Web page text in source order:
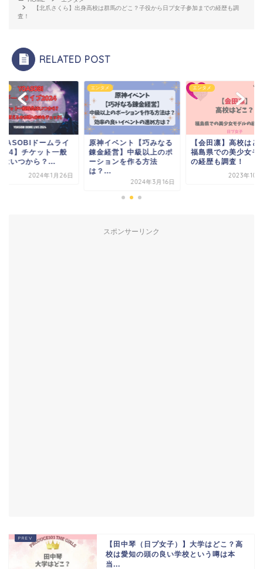
【北爪さくら】出身高校は群馬のどこ？子役から日プ女子参加までの経歴も調
査！
RELATED POST
ドームライ
】チケット一般
はいつから？...
2024年1月26日
エンタメ
原神イベント【巧みなる
錬金経営】中級以上のポ
ーションを作る方法
は？...
2024年3月16日
エンタメ
【会田凛】高校はど
福島県での美少女モ
の経歴も調査！
2023年10
スポンサーリンク
【田中琴（日プ女子）】大学はどこ？高
校は愛知の頭の良い学校という噂は本
当...